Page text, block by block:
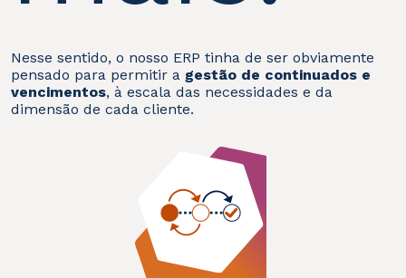
Nesse sentido, o nosso ERP tinha de ser obviamente
pensado para permitir a gestão de continuados e
vencimentos, à escala das necessidades e da
dimensão de cada cliente.